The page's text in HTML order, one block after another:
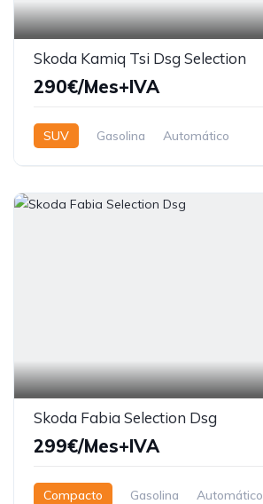
Skoda Kamiq Tsi Dsg Selection
290€/Mes+IVA
SUV Gasolina Automático
Skoda Fabia Selection Dsg
299€/Mes+IVA
Compacto Gasolina Automático